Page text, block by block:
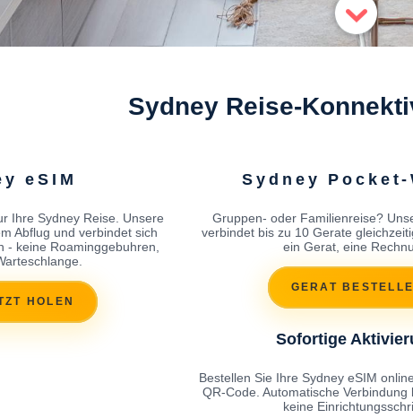
Sydney Reise-
eSIM
Ihre Sydney Reise. Unsere
Abflug und verbindet sich
- keine Roaminggebuhren,
HOLEN
Sydney Pocket-
Gruppen- oder Familienreise?
verbindet bis zu 10 Gerate
ein Gerat, eine
GERAT
Sofortige
Bestellen Sie Ihre Sydney eSIM
QR-Code. Automatische
keine